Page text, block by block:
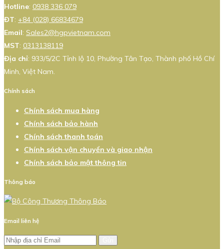
Hotline: 0938 336 079
ĐT: +84 (028) 66834679
Email: Sales2@hgpvietnam.com
MST: 0313138119
Địa chỉ: 933/5/2C Tỉnh lộ 10, Phường Tân Tạo, Thành phố Hồ Chí
Minh, Việt Nam.
Chính sách
Chính sách mua hàng
Chính sách bảo hành
Chính sách thanh toán
Chính sách vận chuyển và giao nhận
Chính sách bảo mật thông tin
Thông báo
Email liên hệ